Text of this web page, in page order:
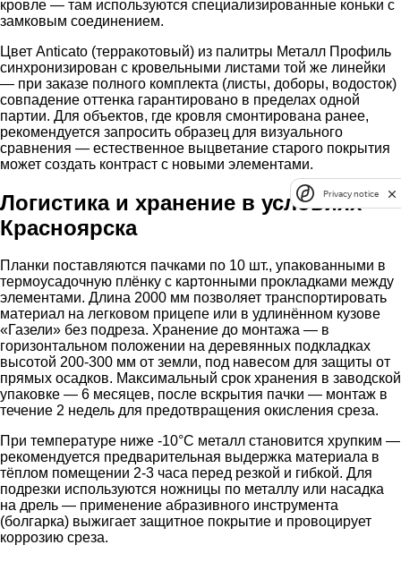
кровле — там используются специализированные коньки с
замковым соединением.
Цвет Anticato (терракотовый) из палитры Металл Профиль
синхронизирован с кровельными листами той же линейки
— при заказе полного комплекта (листы, доборы, водосток)
совпадение оттенка гарантировано в пределах одной
партии. Для объектов, где кровля смонтирована ранее,
рекомендуется запросить образец для визуального
сравнения — естественное выцветание старого покрытия
может создать контраст с новыми элементами.
Логистика и хранение в условиях
Красноярска
Планки поставляются пачками по 10 шт., упакованными в
термоусадочную плёнку с картонными прокладками между
элементами. Длина 2000 мм позволяет транспортировать
материал на легковом прицепе или в удлинённом кузове
«Газели» без подреза. Хранение до монтажа — в
горизонтальном положении на деревянных подкладках
высотой 200-300 мм от земли, под навесом для защиты от
прямых осадков. Максимальный срок хранения в заводской
упаковке — 6 месяцев, после вскрытия пачки — монтаж в
течение 2 недель для предотвращения окисления среза.
При температуре ниже -10°С металл становится хрупким —
рекомендуется предварительная выдержка материала в
тёплом помещении 2-3 часа перед резкой и гибкой. Для
подрезки используются ножницы по металлу или насадка
на дрель — применение абразивного инструмента
(болгарка) выжигает защитное покрытие и провоцирует
коррозию среза.
Privacy notice